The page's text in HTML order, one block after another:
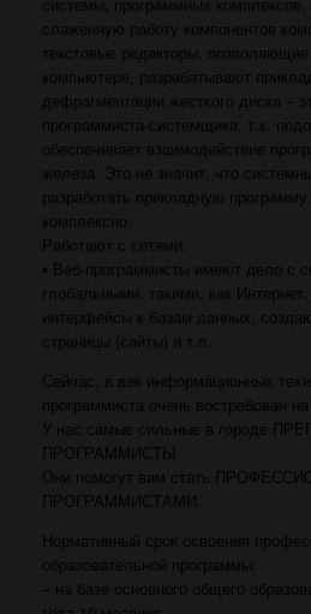
слаженную работу компонентов
текстовые редакторы,
компьютере, разрабатывают
дефрагментации жесткого диска –
программиста-системщика, т.к.
обеспечивает взаимодействие
железа. Это не значит, что
разработать прикладную
комплексно.
Работают с сетями.
⦁ Веб-программисты имеют дело с
глобальными, такими, как
интерфейсы к базам данных,
страницы (сайты) и т.п.
Сейчас, в век информационных
программиста очень востребован
У нас самые сильные в городе
ПРОГРАММИСТЫ
Они помогут вам стать
ПРОГРАММИСТАМИ.
Нормативный срок освоения
образовательной программы:
– на базе основного общего